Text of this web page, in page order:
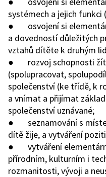
systémech a jejich funkci
● osvojení si
a dovedností důležitých
vztahů dítěte k druhým
● rozvoj schopnosti žít
(spolupracovat,
společenství (ke třídě, k
a vnímat a přijímat
společenství uznávané;
● seznamování s
dítě žije, a vytváření
● vytváření
přírodním, kulturním i
rozmanitosti, vývoji a